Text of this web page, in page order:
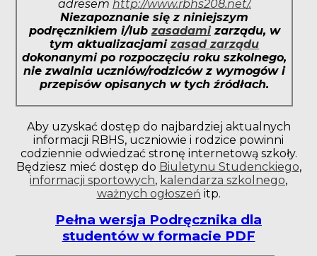
adresem http://www.rbhs208.net/.
Niezapoznanie się z niniejszym
podręcznikiem i/lubzasadamizarządu, w
tym aktualizacjamizasad zarządu
dokonanymi po rozpoczęciu roku szkolnego,
nie zwalnia uczniów/rodziców z wymogów i
przepisów opisanych w tych źródłach.
Aby uzyskać dostęp do najbardziej aktualnych
informacji RBHS, uczniowie i rodzice powinni
codziennie odwiedzać stronę internetową szkoły.
Będziesz mieć dostęp do Biuletynu Studenckiego,
informacji sportowych, kalendarza szkolnego,
ważnych ogłoszeń itp.
Pełna wersja Podręcznika dla
studentów w formacie PDF